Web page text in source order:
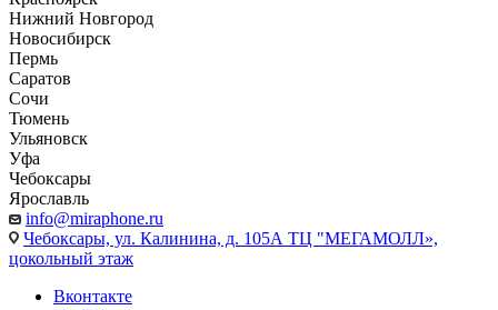
Нижний Новгород
Новосибирск
Пермь
Саратов
Сочи
Тюмень
Ульяновск
Уфа
Чебоксары
Ярославль
info@miraphone.ru
Чебоксары, ул. Калинина, д. 105А ТЦ "МЕГАМОЛЛ»,
цокольный этаж
Вконтакте